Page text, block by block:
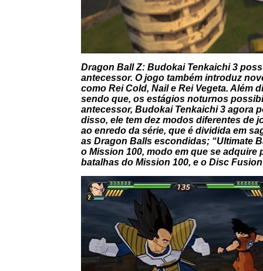
Dragon Ball Z: Budokai Tenkaichi 3
antecessor. O jogo também introduz
como Rei Cold, Nail e Rei Vegeta. Além
sendo que, os estágios noturnos
antecessor, Budokai Tenkaichi 3agora
disso, ele tem dez modos diferentes de
ao enredo da série, que é dividida em
as Dragon Ballsescondidas; “Ultimate
o Mission 100, modo em que se
batalhas do Mission 100, e o Disc